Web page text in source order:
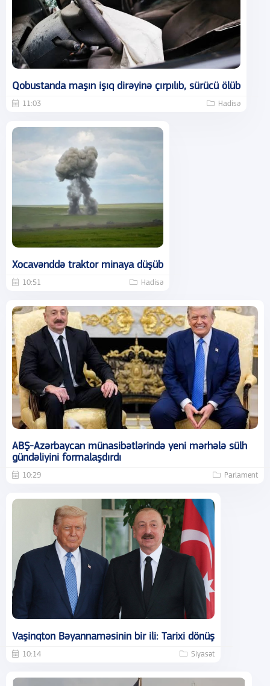
Qobustanda maşın işıq dirəyinə çırpılıb, sürücü ölüb
11:03 Hadisə
Xocavənddə traktor minaya düşüb
10:51 Hadisə
ABŞ-Azərbaycan münasibətlərində yeni mərhələ sülh
gündəliyini formalaşdırdı
10:29 Parlament
Vaşinqton Bəyannaməsinin bir ili: Tarixi dönüş
10:14 Siyasət